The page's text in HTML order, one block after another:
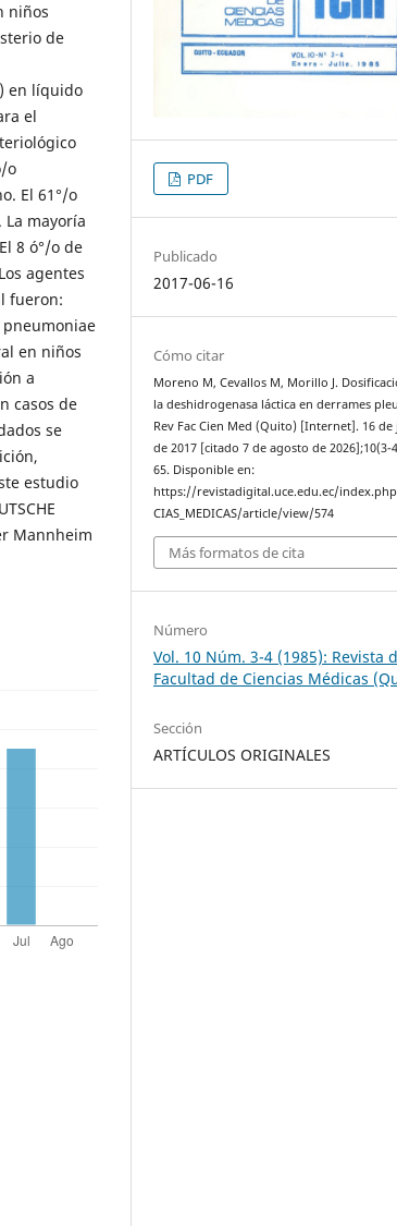
niños
de
en líquido
el
o
El 61°/o
mayoría
8 ó°/o de
agentes
fueron:
en niños
a
casos de
se
estudio
Mannheim
PDF
Publicado
2017-06-16
Cómo citar
Moreno M, Cevallos M, Morillo J.
la deshidrogenasa láctica en derrames
Rev Fac Cien Med (Quito) [Internet]. 16 de
de 2017 [citado 7 de agosto de 2026];10(3-
65. Disponible en:
https://revistadigital.uce.edu.ec/
CIAS_MEDICAS/article/view/574
Más formatos de cita
Número
Vol. 10 Núm. 3-4 (1985): Revista
Facultad de Ciencias Médicas
Sección
ARTÍCULOS ORIGINALES